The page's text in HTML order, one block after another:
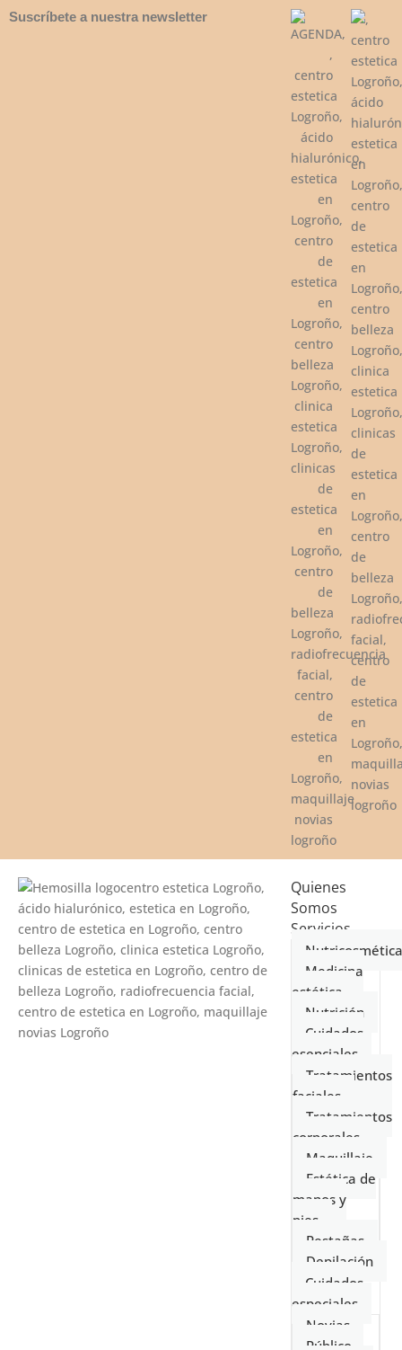
Suscríbete a nuestra newsletter
Quienes
Somos
Servicios
Nutricosmética
Medicina
estética
Nutrición
Cuidados
esenciales
Tratamientos
faciales
Tratamientos
corporales
Maquillaje
Estética de
manos y
pies
Pestañas
Depilación
Cuidados
especiales
Novias
Público